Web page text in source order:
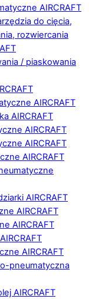
AIRCRAFT
do cięcia,
rozwiercania
/ piaskowania
AIRCRAFT
AIRCRAFT
AIRCRAFT
AIRCRAFT
AIRCRAFT
AIRCRAFT
AIRCRAFT
AIRCRAFT
AIRCRAFT
pneumatyczna
AIRCRAFT